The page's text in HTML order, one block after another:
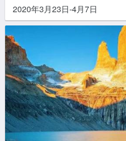
2020年3月23日-4月7日